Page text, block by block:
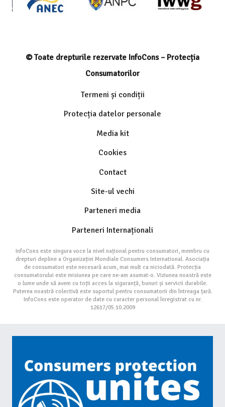
© Toate drepturile rezervate InfoCons – Protecția
Consumatorilor
Termeni și condiții
Protecția datelor personale
Media kit
Cookies
Contact
Site-ul vechi
Parteneri media
Parteneri Internaționali
InfoCons este singura voce la nivel național pentru consumatori, membru cu
drepturi depline a Organizației Mondiale Consumers International. Asociația
de consumatori este necesară acum, mai mult ca niciodată. Protecția
consumatorului este misiunea pe care ne-am asumat-o. Viziunea noastră este
o lume unde să avem cu toții acces la siguranță, bunuri și servicii durabile.
Puterea noastră colectivă este suportul pentru consumatorii din întreaga țară.
InfoCons este operator de date cu caracter personal înregistrat cu nr.
12617/05.10.2009